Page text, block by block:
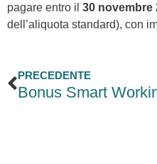
pagare entro il 30 novembre
dell’aliquota standard), con
Precedente
PRECEDENTE